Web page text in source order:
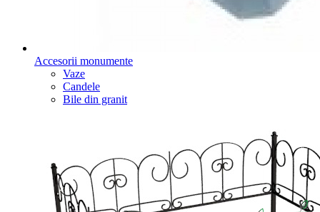
Accesorii monumente
Vaze
Candele
Bile din granit